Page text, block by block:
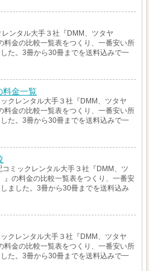
ンタル大手３社『DMM、ツタヤ
料金の比較一覧表をつくり、一番安い所
た。3冊から30冊までを送料込みで一
料金一覧
クレンタル大手３社『DMM、ツタヤ
料金の比較一覧表をつくり、一番安い所
た。3冊から30冊までを送料込みで一
ミックレンタル大手３社『DMM、ツ
』の料金の比較一覧表をつくり、一番安
ました。3冊から30冊までを送料込み
クレンタル大手３社『DMM、ツタヤ
料金の比較一覧表をつくり、一番安い所
た。3冊から30冊までを送料込みで一